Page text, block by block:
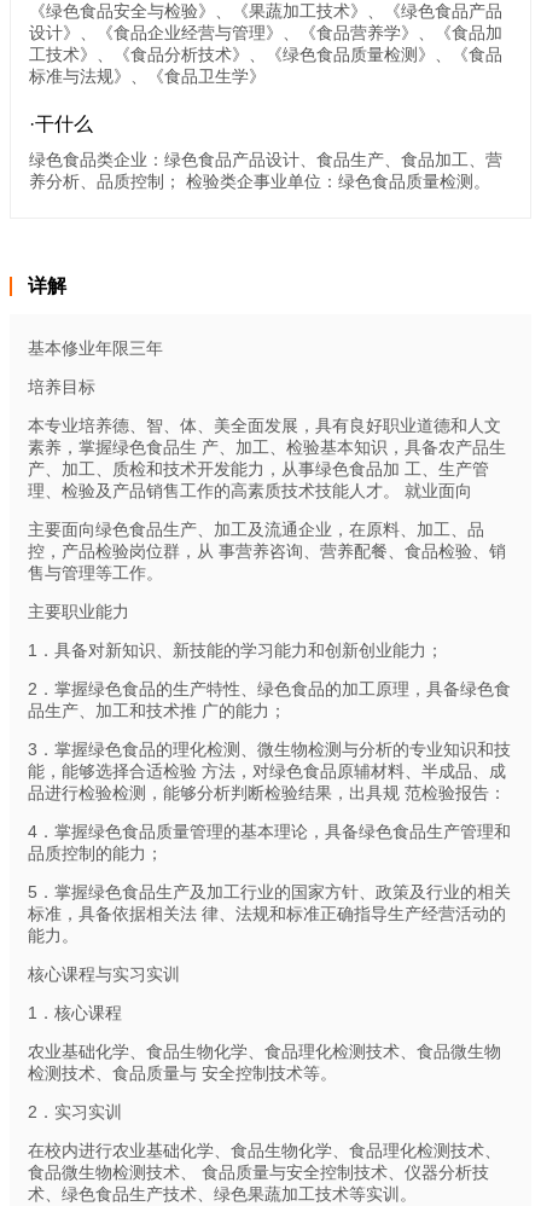
《绿色食品安全与检验》、《果蔬加工技术》、《绿色食品产品
设计》、《食品企业经营与管理》、《食品营养学》、《食品加
工技术》、《食品分析技术》、《绿色食品质量检测》、《食品
标准与法规》、《食品卫生学》
·干什么
绿色食品类企业：绿色食品产品设计、食品生产、食品加工、营
养分析、品质控制； 检验类企事业单位：绿色食品质量检测。
详解
基本修业年限三年
培养目标
本专业培养德、智、体、美全面发展，具有良好职业道德和人文
素养，掌握绿色食品生 产、加工、检验基本知识，具备农产品生
产、加工、质检和技术开发能力，从事绿色食品加 工、生产管
理、检验及产品销售工作的高素质技术技能人才。 就业面向
主要面向绿色食品生产、加工及流通企业，在原料、加工、品
控，产品检验岗位群，从 事营养咨询、营养配餐、食品检验、销
售与管理等工作。
主要职业能力
1．具备对新知识、新技能的学习能力和创新创业能力；
2．掌握绿色食品的生产特性、绿色食品的加工原理，具备绿色食
品生产、加工和技术推 广的能力；
3．掌握绿色食品的理化检测、微生物检测与分析的专业知识和技
能，能够选择合适检验 方法，对绿色食品原辅材料、半成品、成
品进行检验检测，能够分析判断检验结果，出具规 范检验报告：
4．掌握绿色食品质量管理的基本理论，具备绿色食品生产管理和
品质控制的能力；
5．掌握绿色食品生产及加工行业的国家方针、政策及行业的相关
标准，具备依据相关法 律、法规和标准正确指导生产经营活动的
能力。
核心课程与实习实训
1．核心课程
农业基础化学、食品生物化学、食品理化检测技术、食品微生物
检测技术、食品质量与 安全控制技术等。
2．实习实训
在校内进行农业基础化学、食品生物化学、食品理化检测技术、
食品微生物检测技术、 食品质量与安全控制技术、仪器分析技
术、绿色食品生产技术、绿色果蔬加工技术等实训。